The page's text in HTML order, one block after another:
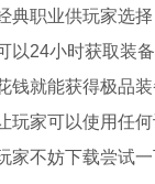
典职业供玩家选
以24小时获取装
钱就能获得极品
玩家可以使用任
家不妨下载尝试一